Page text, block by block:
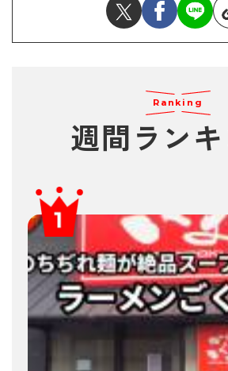
Ranking
週間ラン